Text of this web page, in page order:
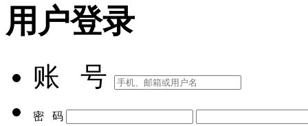
用户登录
账 号
密 码